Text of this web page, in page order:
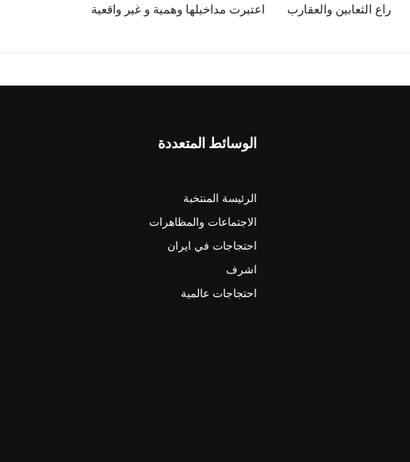
اعتبرت مداخيلها وهمية و غیر واقعیة راع الثعابين والعقارب
الوسائط المتعددة
الرئيسة المنتخبة
الاجتماعات والمظاهرات
احتجاجات في ايران
اشرف
احتجاجات عالمية